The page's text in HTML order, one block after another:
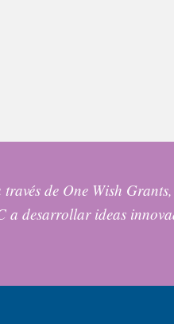
de One Wish
desarrollar ideas